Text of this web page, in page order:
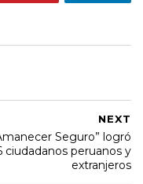
NEXT
Seguro” logró
ciudadanos peruanos y
extranjeros